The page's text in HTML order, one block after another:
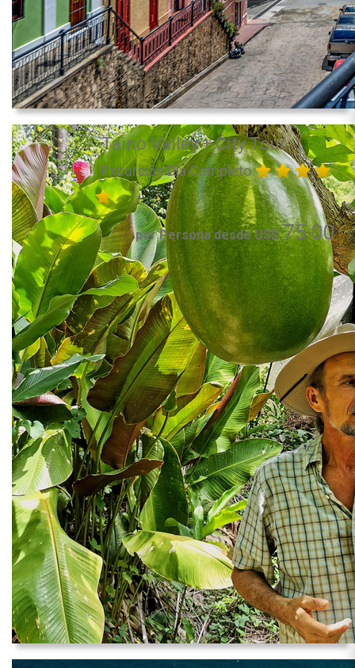
Taino Valley + City Tour
Excursión Día Completo
por Persona desde US$75.00